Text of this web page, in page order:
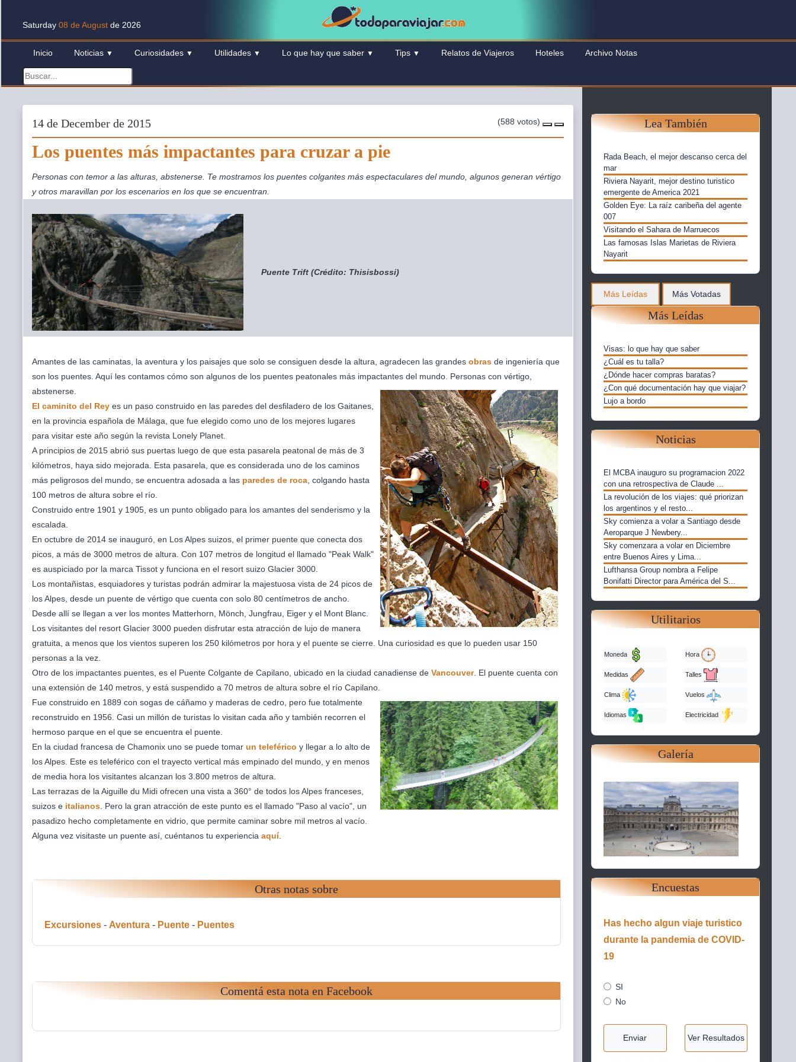
Saturday 08 de August de 2026
Inicio Noticias ▼ Curiosidades ▼ Utilidades ▼ Lo que hay que saber ▼ Tips ▼ Relatos de Viajeros Hoteles Archivo Notas
14 de December de 2015 (588 votos)
Los puentes más impactantes para cruzar a pie
Personas con temor a las alturas, abstenerse. Te mostramos los puentes colgantes más espectaculares del mundo, algunos generan vértigo
y otros maravillan por los escenarios en los que se encuentran.
Puente Trift (Crédito: Thisisbossi)
Amantes de las caminatas, la aventura y los paisajes que solo se consiguen desde la altura, agradecen las grandes obras de ingeniería que
son los puentes. Aquí les contamos cómo son algunos de los puentes peatonales más impactantes del mundo. Personas con vértigo,
abstenerse.
El caminito del Rey es un paso construido en las paredes del desfiladero de los Gaitanes,
en la provincia española de Málaga, que fue elegido como uno de los mejores lugares
para visitar este año según la revista Lonely Planet.
A principios de 2015 abrió sus puertas luego de que esta pasarela peatonal de más de 3
kilómetros, haya sido mejorada. Esta pasarela, que es considerada uno de los caminos
más peligrosos del mundo, se encuentra adosada a las paredes de roca, colgando hasta
100 metros de altura sobre el río.
Construido entre 1901 y 1905, es un punto obligado para los amantes del senderismo y la
escalada.
En octubre de 2014 se inauguró, en Los Alpes suizos, el primer puente que conecta dos
picos, a más de 3000 metros de altura. Con 107 metros de longitud el llamado "Peak Walk"
es auspiciado por la marca Tissot y funciona en el resort suizo Glacier 3000.
Los montañistas, esquiadores y turistas podrán admirar la majestuosa vista de 24 picos de
los Alpes, desde un puente de vértigo que cuenta con solo 80 centímetros de ancho.
Desde allí se llegan a ver los montes Matterhorn, Mönch, Jungfrau, Eiger y el Mont Blanc.
Los visitantes del resort Glacier 3000 pueden disfrutar esta atracción de lujo de manera
gratuita, a menos que los vientos superen los 250 kilómetros por hora y el puente se cierre. Una curiosidad es que lo pueden usar 150
personas a la vez.
Otro de los impactantes puentes, es el Puente Colgante de Capilano, ubicado en la ciudad canadiense de Vancouver. El puente cuenta con
una extensión de 140 metros, y está suspendido a 70 metros de altura sobre el río Capilano.
Fue construido en 1889 con sogas de cáñamo y maderas de cedro, pero fue totalmente
reconstruido en 1956. Casi un millón de turistas lo visitan cada año y también recorren el
hermoso parque en el que se encuentra el puente.
En la ciudad francesa de Chamonix uno se puede tomar un teleférico y llegar a lo alto de
los Alpes. Este es teleférico con el trayecto vertical más empinado del mundo, y en menos
de media hora los visitantes alcanzan los 3.800 metros de altura.
Las terrazas de la Aiguille du Midi ofrecen una vista a 360° de todos los Alpes franceses,
suizos e italianos. Pero la gran atracción de este punto es el llamado "Paso al vacío", un
pasadizo hecho completamente en vidrio, que permite caminar sobre mil metros al vacío.
Alguna vez visitaste un puente así, cuéntanos tu experiencia aquí.
Otras notas sobre
Excursiones - Aventura - Puente - Puentes
Comentá esta nota en Facebook
Lea También
Rada Beach, el mejor descanso cerca del
mar
Riviera Nayarit, mejor destino turistico
emergente de America 2021
Golden Eye: La raíz caribeña del agente
007
Visitando el Sahara de Marruecos
Las famosas Islas Marietas de Riviera
Nayarit
Más Leídas Más Votadas
Más Leídas
Visas: lo que hay que saber
¿Cuál es tu talla?
¿Dónde hacer compras baratas?
¿Con qué documentación hay que viajar?
Lujo a bordo
Noticias
El MCBA inauguro su programacion 2022
con una retrospectiva de Claude ...
La revolución de los viajes: qué priorizan
los argentinos y el resto...
Sky comienza a volar a Santiago desde
Aeroparque J Newbery...
Sky comenzara a volar en Diciembre
entre Buenos Aires y Lima...
Lufthansa Group nombra a Felipe
Bonifatti Director para América del S...
Utilitarios
Moneda
Medidas
Clima
Idiomas
Hora
Talles
Vuelos
Electricidad
Galería
Encuestas
Has hecho algun viaje turistico
durante la pandemia de COVID-
19
SI
No
Enviar Ver Resultados